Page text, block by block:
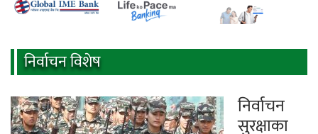
निर्वाचन विशेष
निर्वाचन
सुरक्षाका